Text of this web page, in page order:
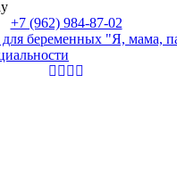
+7 (962) 984-87-02
беременных "Я, мама,